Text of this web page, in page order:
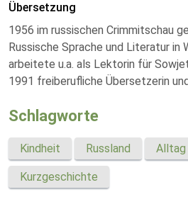
Übersetzung
1956 im russischen Crimmitschau
Russische Sprache und Literatur in
arbeitete u.a. als Lektorin für
1991 freiberufliche Übersetzerin
Schlagworte
Kindheit Russland Alltag
Kurzgeschichte